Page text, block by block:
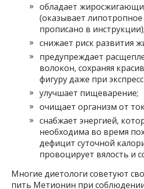
обладает
(оказывает
прописано в инструкции);
снижает риск развития
предупреждает
волокон, сохраняя
фигуру даже при
улучшает пищеварение;
очищает организм от
снабжает энергией,
необходима во время
дефицит суточной
провоцирует вялость и
Многие диетологи советуют
пить Метионин при